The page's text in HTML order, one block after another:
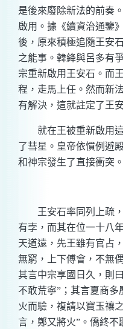
是後來廢除新法的前奏
啟用。據《續資治通鑒
後，原來積極追隨王安
之能事。韓絳與呂多有
宗重新啟用王安石。而
程，走馬上任。然而新
有解決，這就註定了王
就在王被重新啟用這
了彗星。皇帝依慣例避
和神宗發生了直接衝突
王安石率同列上疏，
有孛，而其在位一十八
天道遠，先王雖有官占
無窮，上下傅會，不無
其言中宗享國日久，則
不敢荒寧”；其言夏商
火而驗，複請以寶玉禳
言，鄭又將火”。僑終